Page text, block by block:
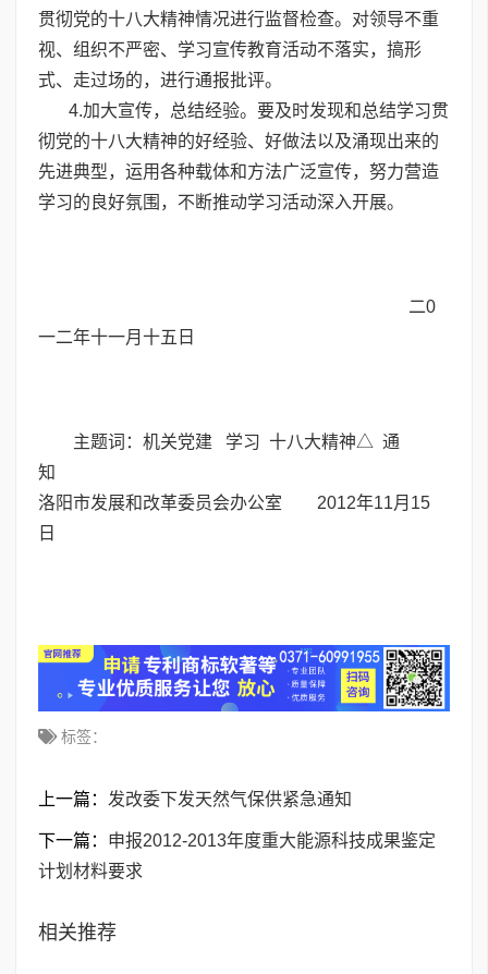
贯彻党的十八大精神情况进行监督检查。对领导不重
视、组织不严密、学习宣传教育活动不落实，搞形
式、走过场的，进行通报批评。
4.加大宣传，总结经验。要及时发现和总结学习贯
彻党的十八大精神的好经验、好做法以及涌现出来的
先进典型，运用各种载体和方法广泛宣传，努力营造
学习的良好氛围，不断推动学习活动深入开展。
二0
一二年十一月十五日
主题词：机关党建 学习 十八大精神△ 通
知
洛阳市发展和改革委员会办公室 2012年11月15
日
标签：
上一篇： 发改委下发天然气保供紧急通知
下一篇： 申报2012-2013年度重大能源科技成果鉴定
计划材料要求
相关推荐